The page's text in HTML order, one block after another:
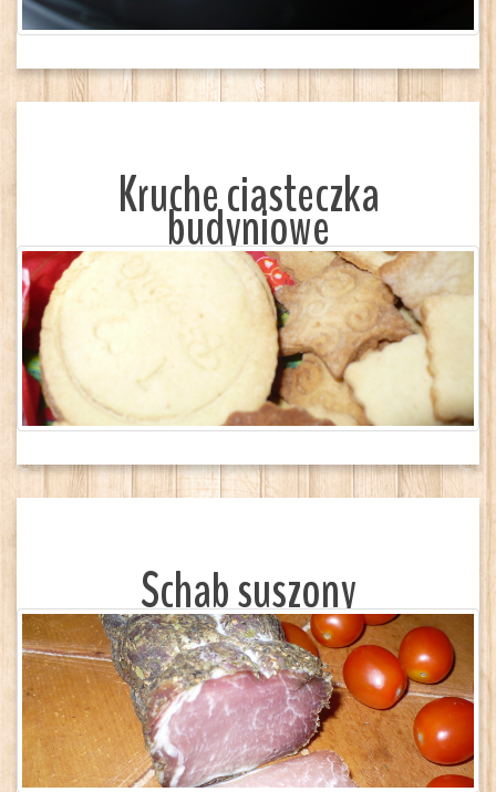
Kruche ciasteczka
budyniowe
Schab suszony